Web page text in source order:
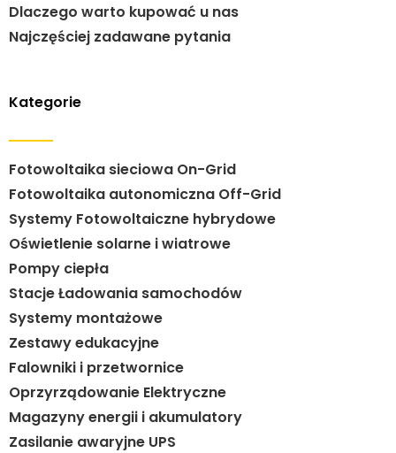
Dlaczego warto kupować u nas
Najczęściej zadawane pytania
Kategorie
Fotowoltaika sieciowa On-Grid
Fotowoltaika autonomiczna Off-Grid
Systemy Fotowoltaiczne hybrydowe
Oświetlenie solarne i wiatrowe
Pompy ciepła
Stacje Ładowania samochodów
Systemy montażowe
Zestawy edukacyjne
Falowniki i przetwornice
Oprzyrządowanie Elektryczne
Magazyny energii i akumulatory
Zasilanie awaryjne UPS